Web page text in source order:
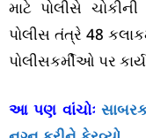
માટે પોલીસે
પોલીસ તંત્રે 48
પોલીસકર્મીઓ પર
આ પણ વાંચોઃ